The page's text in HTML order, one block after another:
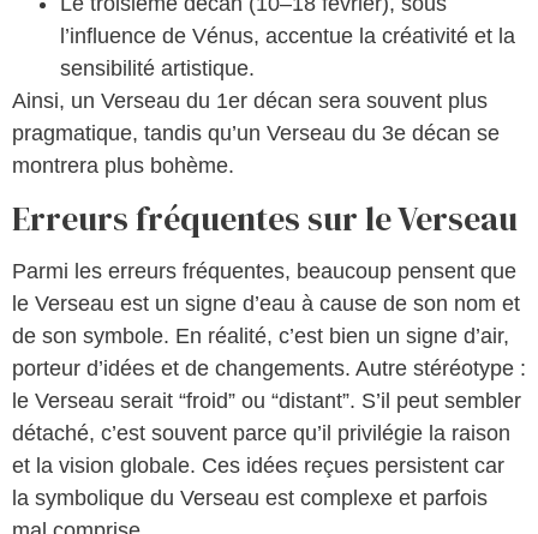
l’influence de Vénus, accentue la créativité et la
sensibilité artistique.
Ainsi, un Verseau du 1er décan sera souvent plus
pragmatique, tandis qu’un Verseau du 3e décan se
montrera plus bohème.
Erreurs fréquentes sur le Verseau
Parmi les erreurs fréquentes, beaucoup pensent que
le Verseau est un signe d’eau à cause de son nom et
de son symbole. En réalité, c’est bien un signe d’air,
porteur d’idées et de changements. Autre stéréotype :
le Verseau serait “froid” ou “distant”. S’il peut sembler
détaché, c’est souvent parce qu’il privilégie la raison
et la vision globale. Ces idées reçues persistent car
la symbolique du Verseau est complexe et parfois